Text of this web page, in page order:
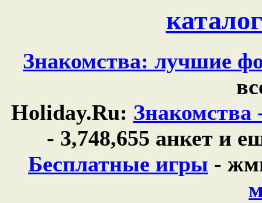
Знакомства: лучшие
Holiday.Ru: Знакомства
- 3,748,655 анкет и
Бесплатные игры -